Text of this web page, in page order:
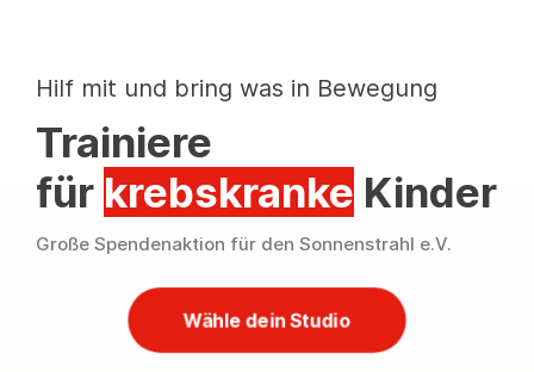
Hilf mit und bring was in Bewegung
Trainiere
für krebskranke Kinder
Große Spendenaktion für den Sonnenstrahl e.V.
Wähle dein Studio